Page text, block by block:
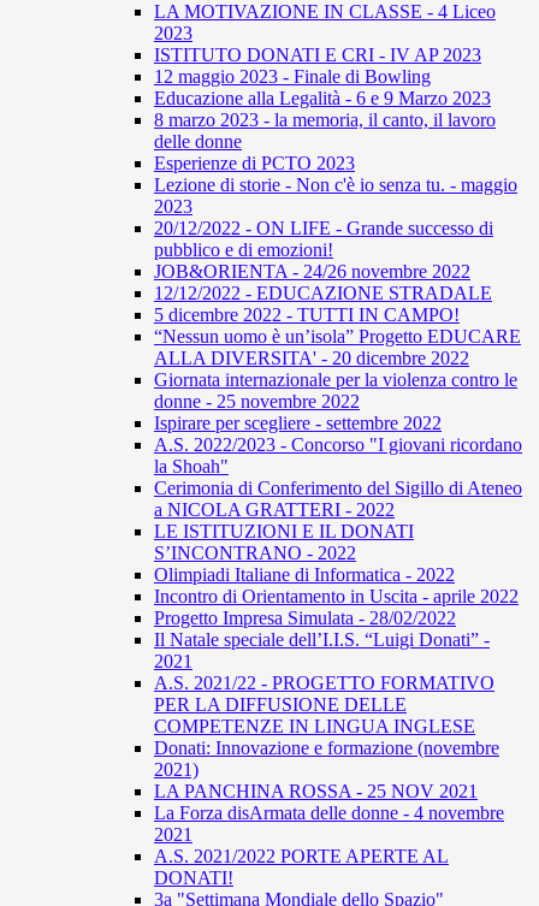
LA MOTIVAZIONE IN CLASSE - 4 Liceo
2023
ISTITUTO DONATI E CRI - IV AP 2023
12 maggio 2023 - Finale di Bowling
Educazione alla Legalità - 6 e 9 Marzo 2023
8 marzo 2023 - la memoria, il canto, il lavoro
delle donne
Esperienze di PCTO 2023
Lezione di storie - Non c'è io senza tu. - maggio
2023
20/12/2022 - ON LIFE - Grande successo di
pubblico e di emozioni!
JOB&ORIENTA - 24/26 novembre 2022
12/12/2022 - EDUCAZIONE STRADALE
5 dicembre 2022 - TUTTI IN CAMPO!
“Nessun uomo è un’isola” Progetto EDUCARE
ALLA DIVERSITA' - 20 dicembre 2022
Giornata internazionale per la violenza contro le
donne - 25 novembre 2022
Ispirare per scegliere - settembre 2022
A.S. 2022/2023 - Concorso "I giovani ricordano
la Shoah"
Cerimonia di Conferimento del Sigillo di Ateneo
a NICOLA GRATTERI - 2022
LE ISTITUZIONI E IL DONATI
S’INCONTRANO - 2022
Olimpiadi Italiane di Informatica - 2022
Incontro di Orientamento in Uscita - aprile 2022
Progetto Impresa Simulata - 28/02/2022
Il Natale speciale dell’I.I.S. “Luigi Donati” -
2021
A.S. 2021/22 - PROGETTO FORMATIVO
PER LA DIFFUSIONE DELLE
COMPETENZE IN LINGUA INGLESE
Donati: Innovazione e formazione (novembre
2021)
LA PANCHINA ROSSA - 25 NOV 2021
La Forza disArmata delle donne - 4 novembre
2021
A.S. 2021/2022 PORTE APERTE AL
DONATI!
3a "Settimana Mondiale dello Spazio"